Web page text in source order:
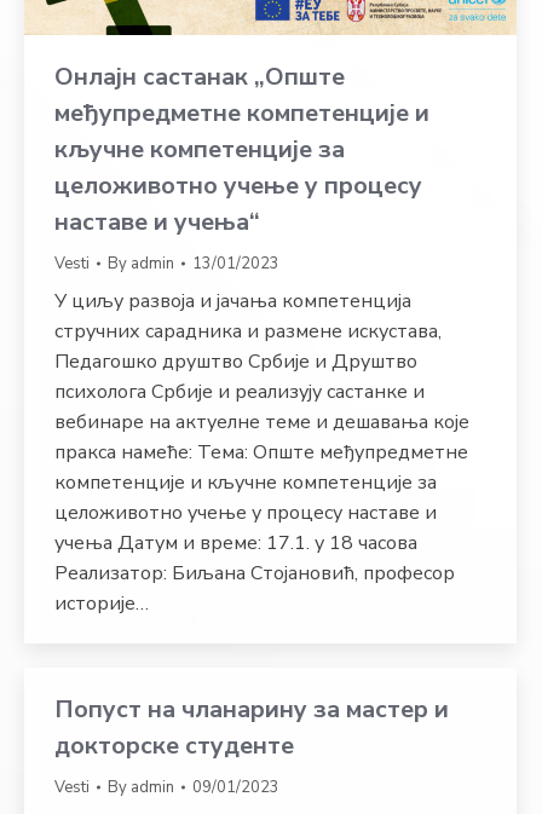
Онлајн састанак „Опште
међупредметне компетенције и
кључне компетенције за
целоживотно учење у процесу
наставе и учења“
Vesti By admin 13/01/2023
У циљу развоја и јачања компетенција
стручних сарадника и размене искустава,
Педагошко друштво Србије и Друштво
психолога Србије и реализују састанке и
вебинаре на актуелне теме и дешавања које
пракса намеће: Тема: Опште међупредметне
компетенције и кључне компетенције за
целоживотно учење у процесу наставе и
учења Датум и време: 17.1. у 18 часова
Реализатор: Биљана Стојановић, професор
историје…
Попуст на чланарину за мастер и
докторске студенте
Vesti By admin 09/01/2023